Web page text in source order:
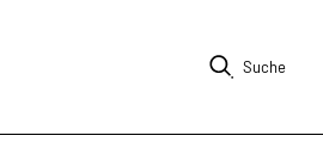
Suche